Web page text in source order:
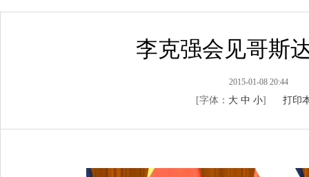
李克强会见哥斯
2015-01-08 20:44
[字体： 大 中 小] 打印